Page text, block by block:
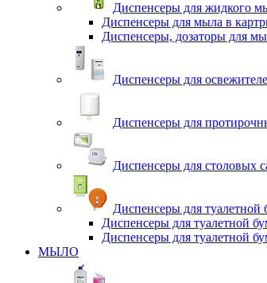
Диспенсеры для жидкого
Диспенсеры для мыла в
Диспенсеры, дозаторы для
Диспенсеры для
Диспенсеры для
Диспенсеры для столовых
Диспенсеры для туалетной
Диспенсеры для туалетной
Диспенсеры для туалетной
МЫЛО